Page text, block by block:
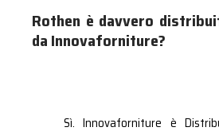
Rothen è davvero
da Innovaforniture?
Sì. Innovaforniture è